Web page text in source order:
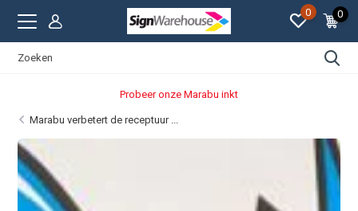
0 0
Marabu verbetert de receptuur ...